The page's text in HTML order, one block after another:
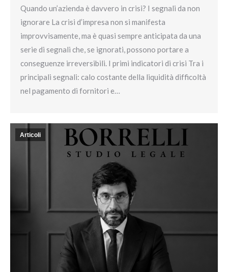
Quando un’azienda è davvero in crisi? I segnali da non
ignorare La crisi d’impresa non si manifesta
improvvisamente, ma è quasi sempre anticipata da una
serie di segnali che, se ignorati, possono portare a
conseguenze irreversibili. I primi indicatori di crisi Tra i
principali segnali: calo costante della liquidità difficoltà
nel pagamento di fornitori e…
Articoli